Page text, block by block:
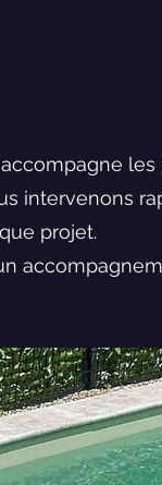
intervenons
projet.